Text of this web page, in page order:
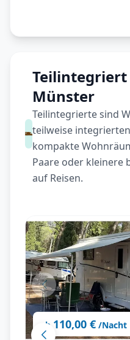
Münster
Teilintegrierte sind
teilweise
kompakte
Paare oder kleinere
auf Reisen.
ab 110,00 € /Nacht